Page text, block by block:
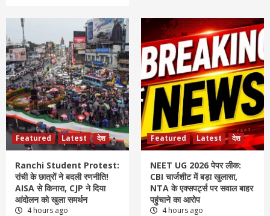
Featured Latest देश
Ranchi Student Protest:
रांची के छात्रों ने बदली रणनीति!
AISA से किनारा, CJP ने दिया
आंदोलन को खुला समर्थन
4 hours ago
Featured Latest देश
NEET UG 2026 पेपर लीक:
CBI चार्जशीट में बड़ा खुलासा,
NTA के एक्सपर्ट्स पर सवाल बाहर
पहुंचाने का आरोप
4 hours ago